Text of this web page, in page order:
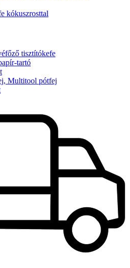
kókuszrosttal
tisztítókefe
tartó
Multitool pótfej